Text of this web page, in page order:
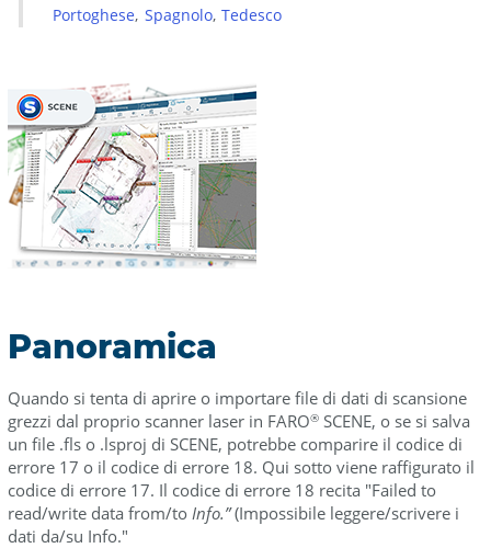
Portoghese Spagnolo Tedesco
Panoramica
Quando si tenta di aprire o importare file di dati di scansione
grezzi dal proprio scanner laser in FARO®SCENE, o se si salva
un file .fls o .lsproj di SCENE, potrebbe comparire il codice di
errore 17 o il codice di errore 18. Qui sotto viene raffigurato il
codice di errore 17. Il codice di errore 18 recita "Failed to
read/write data from/to Info.”(Impossibile leggere/scrivere i
dati da/su Info."